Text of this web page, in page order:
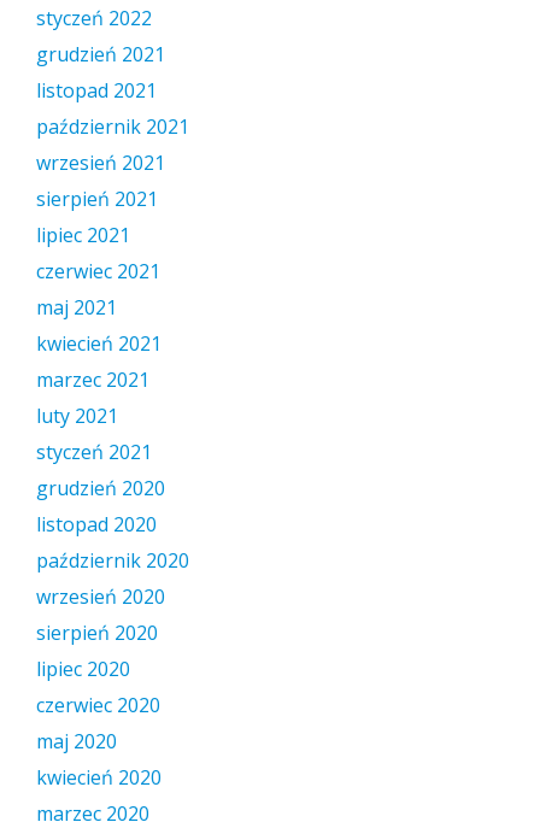
styczeń 2022
grudzień 2021
listopad 2021
październik 2021
wrzesień 2021
sierpień 2021
lipiec 2021
czerwiec 2021
maj 2021
kwiecień 2021
marzec 2021
luty 2021
styczeń 2021
grudzień 2020
listopad 2020
październik 2020
wrzesień 2020
sierpień 2020
lipiec 2020
czerwiec 2020
maj 2020
kwiecień 2020
marzec 2020